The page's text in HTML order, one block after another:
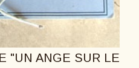
"UN ANGE SUR LE